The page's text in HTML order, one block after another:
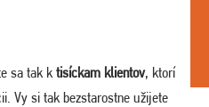
sa tak ktisíckam klientov, ktorí
Vy si tak bezstarostne užijete